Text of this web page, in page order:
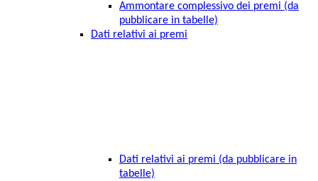
Ammontare complessivo dei premi (da
pubblicare in tabelle)
Dati relativi ai premi
Dati relativi ai premi (da pubblicare in
tabelle)